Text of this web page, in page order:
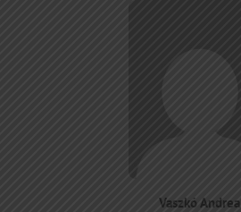
Vaszkó Andrea